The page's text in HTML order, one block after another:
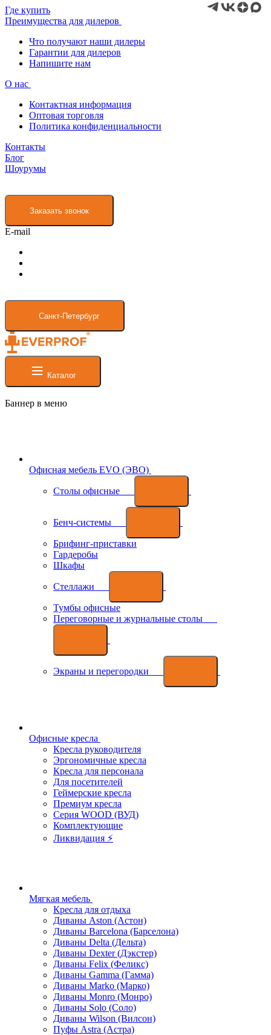
Где купить
Преимущества для дилеров
Что получают наши дилеры
Гарантии для дилеров
Напишите нам
О нас
Контактная информация
Оптовая торговля
Политика конфиденциальности
Контакты
Блог
Шоурумы
Заказать звонок
E-mail
Санкт-Петербург
Каталог
Баннер в меню
Офисная мебель EVO (ЭВО)
Cтолы офисные
Бенч-системы
Брифинг-приставки
Гардеробы
Шкафы
Стеллажи
Тумбы офисные
Переговорные и журнальные столы
Экраны и перегородки
Офисные кресла
Кресла руководителя
Эргономичные кресла
Кресла для персонала
Для посетителей
Геймерские кресла
Премиум кресла
Серия WOOD (ВУД)
Комплектующие
Ликвидация ⚡
Мягкая мебель
Кресла для отдыха
Диваны Aston (Астон)
Диваны Barcelona (Барселона)
Диваны Delta (Дельта)
Диваны Dexter (Дэкстер)
Диваны Felix (Феликс)
Диваны Gamma (Гамма)
Диваны Marko (Марко)
Диваны Monro (Монро)
Диваны Solo (Соло)
Диваны Wilson (Вилсон)
Пуфы Astra (Астра)